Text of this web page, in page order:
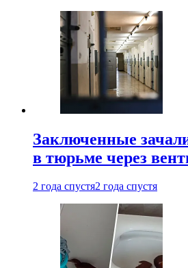
Заключенные
в тюрьме через
2 года спустя2 года спустя